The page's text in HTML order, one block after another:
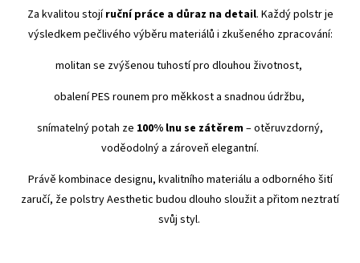
Za kvalitou stojíruční práce a důraz na detail. Každý polstr je
výsledkem pečlivého výběru materiálů i zkušeného zpracování:
molitan se zvýšenou tuhostí pro dlouhou životnost,
obalení PES rounem pro měkkost a snadnou údržbu,
snímatelný potah ze 100% lnu se zátěrem– otěruvzdorný,
voděodolný a zároveň elegantní.
Právě kombinace designu, kvalitního materiálu a odborného šití
zaručí, že polstry Aesthetic budou dlouho sloužit a přitom neztratí
svůj styl.